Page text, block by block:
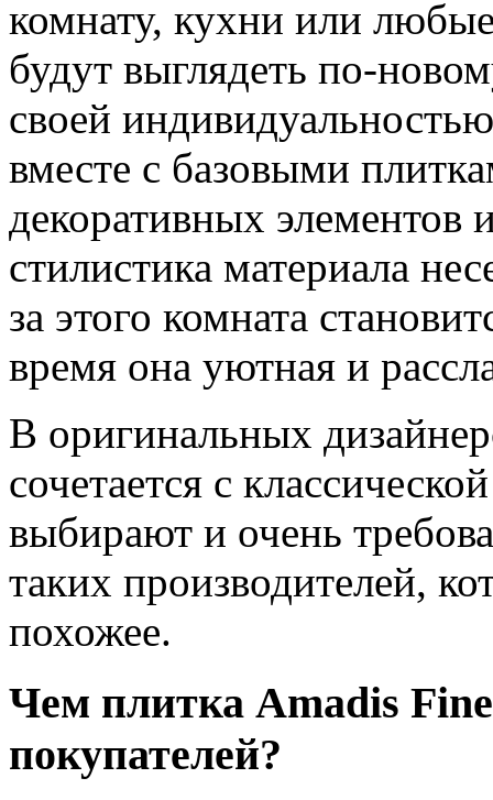
комнату, кухни или
будут выглядеть по-
своей
вместе с базовыми
декоративных элементов
стилистика материала
за этого комната
время она уютная и
В оригинальных
сочетается с
выбирают и очень
таких производителей,
похожее.
Чем плитка Amadis
покупателей?